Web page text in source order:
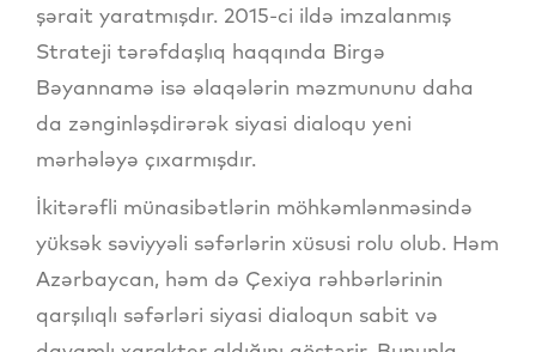
şərait yaratmışdır. 2015-ci ildə imzalanmış
Strateji tərəfdaşlıq haqqında Birgə
Bəyannamə isə əlaqələrin məzmununu daha
da zənginləşdirərək siyasi dialoqu yeni
mərhələyə çıxarmışdır.
İkitərəfli münasibətlərin möhkəmlənməsində
yüksək səviyyəli səfərlərin xüsusi rolu olub. Həm
Azərbaycan, həm də Çexiya rəhbərlərinin
qarşılıqlı səfərləri siyasi dialoqun sabit və